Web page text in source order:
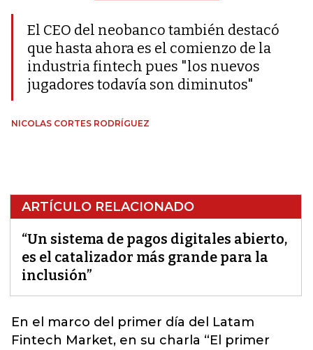
El CEO del neobanco también destacó
que hasta ahora es el comienzo de la
industria fintech pues "los nuevos
jugadores todavía son diminutos"
NICOLAS CORTES RODRÍGUEZ
ARTÍCULO RELACIONADO
“Un sistema de pagos digitales abierto,
es el catalizador más grande para la
inclusión”
En el marco del primer día del Latam
Fintech Market, en su charla “El primer